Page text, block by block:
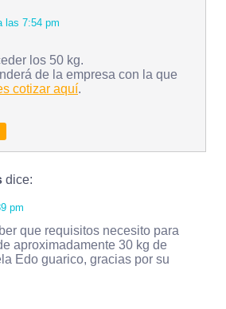
las 7:54 pm
los 50 kg.
de la empresa con la que
cotizar aquí.
dice:
pm
que requisitos necesito para
aproximadamente 30 kg de
Edo guarico, gracias por su